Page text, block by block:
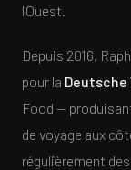
l'Ouest.
Depuis 2016,
pour la Deutsche
Food —
de voyage aux
régulièrement